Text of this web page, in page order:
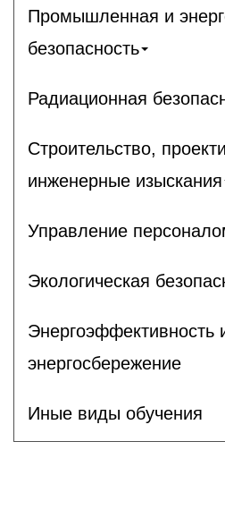
Промышленная и
безопасность
Радиационная
Строительство,
инженерные изыскания
Управление
Экологическая
Энергоэффективность
энергосбережение
Иные виды обучения